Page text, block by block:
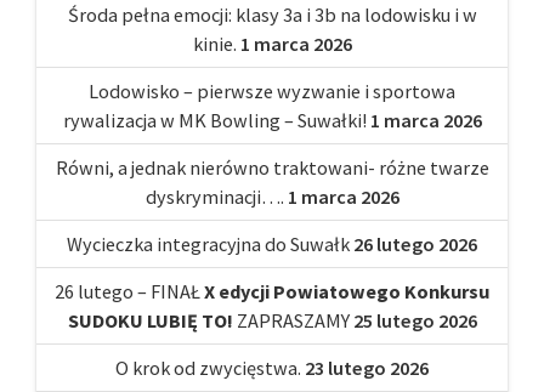
Środa pełna emocji: klasy 3a i 3b na lodowisku i w
kinie. 1 marca 2026
Lodowisko – pierwsze wyzwanie i sportowa
rywalizacja w MK Bowling – Suwałki! 1 marca 2026
Równi, a jednak nierówno traktowani- różne twarze
dyskryminacji…. 1 marca 2026
Wycieczka integracyjna do Suwałk 26 lutego 2026
26 lutego – FINAŁ X edycji Powiatowego Konkursu
SUDOKU LUBIĘ TO! ZAPRASZAMY 25 lutego 2026
O krok od zwycięstwa. 23 lutego 2026